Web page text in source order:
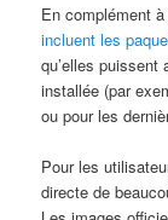
En complément
incluent les
qu’elles
installée (par
ou pour les
Pour les
directe de